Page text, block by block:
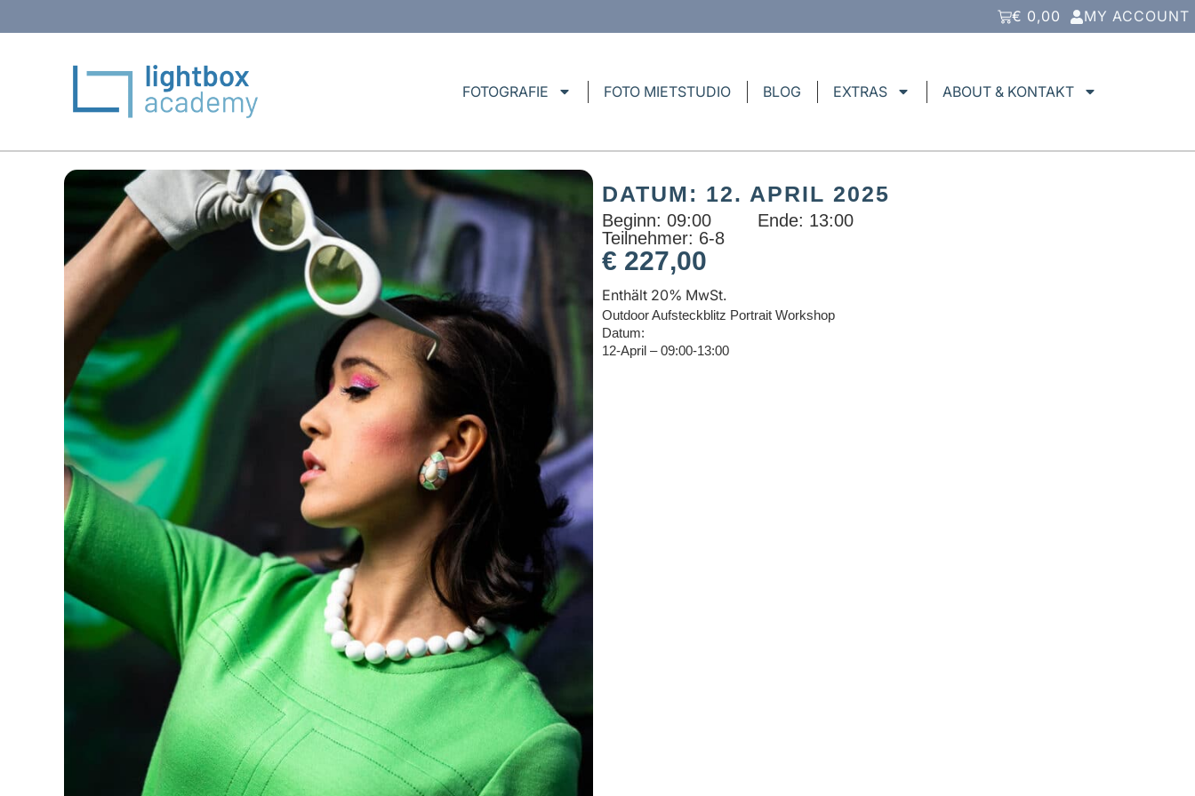
MY ACCOUNT
€ 0,00
FOTOGRAFIE FOTO MIETSTUDIO BLOG EXTRAS ABOUT & KONTAKT
DATUM: 12. APRIL 2025
Beginn: 09:00
Ende: 13:00
Teilnehmer: 6-8
€ 227,00
Enthält 20% MwSt.
Outdoor Aufsteckblitz Portrait Workshop
Datum:
12-April – 09:00-13:00